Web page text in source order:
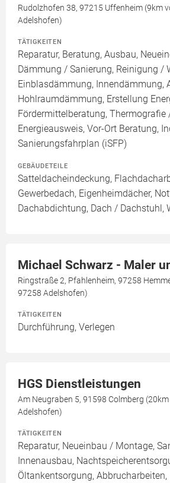
Rudolzhofen 38, 97215 Uffenheim (9km
Adelshofen)
TÄTIGKEITEN
Reparatur, Beratung, Ausbau,
Dämmung / Sanierung, Reinigung /
Einblasdämmung, Innendämmung,
Hohlraumdämmung, Erstellung
Fördermittelberatung, Thermografie
Energieausweis, Vor-Ort Beratung,
Sanierungsfahrplan (iSFP)
GEBÄUDETEILE
Satteldacheindeckung,
Gewerbedach, Eigenheimdächer,
Dachabdichtung, Dach / Dachstuhl,
Michael Schwarz - Maler
Ringstraße 2, Pfahlenheim, 97258
97258 Adelshofen)
TÄTIGKEITEN
Durchführung, Verlegen
HGS Dienstleistungen
Am Neugraben 5, 91598 Colmberg
Adelshofen)
TÄTIGKEITEN
Reparatur, Neueinbau / Montage,
Innenausbau,
Öltankentsorgung, Abbrucharbeiten,